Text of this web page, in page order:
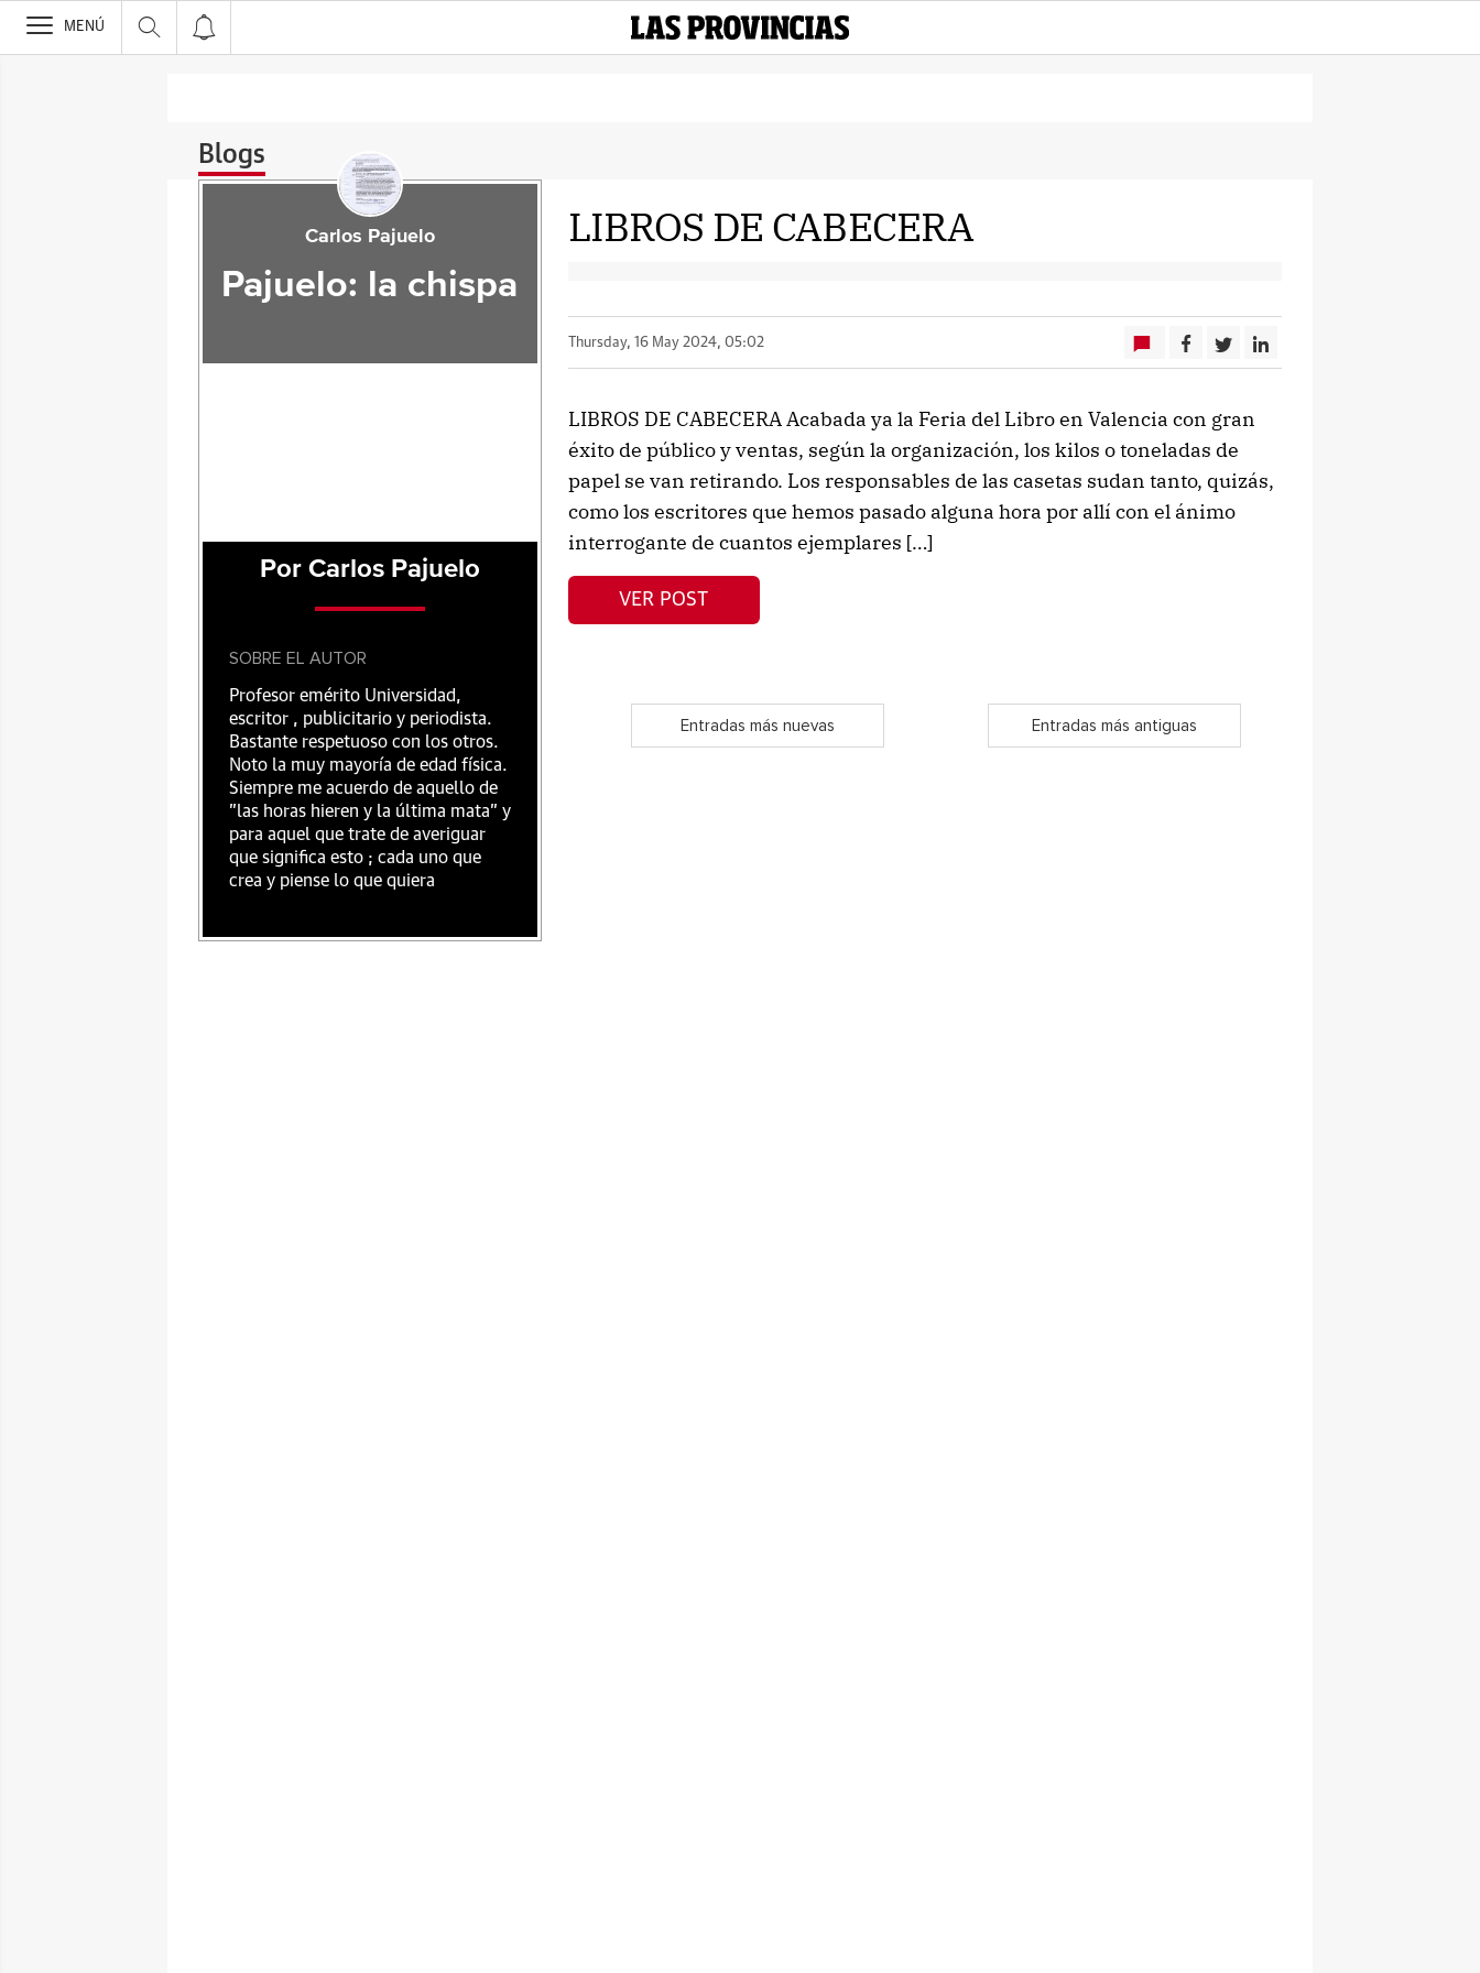
>
MENÚ
Blogs
LIBROS DE CABECERA
Thursday, 16 May 2024, 05:02
LIBROS DE CABECERA Acabada ya la Feria del Libro en Valencia con gran
éxito de público y ventas, según la organización, los kilos o toneladas de
papel se van retirando. Los responsables de las casetas sudan tanto, quizás,
como los escritores que hemos pasado alguna hora por allí con el ánimo
interrogante de cuantos ejemplares […]
VER POST
Entradas más nuevas Entradas más antiguas
Carlos Pajuelo
Pajuelo: la chispa
Por Carlos Pajuelo
SOBRE EL AUTOR
Profesor emérito Universidad,
escritor , publicitario y periodista.
Bastante respetuoso con los otros.
Noto la muy mayoría de edad física.
Siempre me acuerdo de aquello de
"las horas hieren y la última mata" y
para aquel que trate de averiguar
que significa esto ; cada uno que
crea y piense lo que quiera